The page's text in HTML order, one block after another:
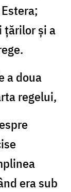
ţărilor şi a
a doua
regelui,
era sub